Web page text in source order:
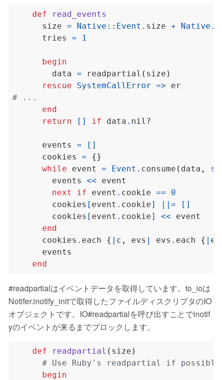
def
read_events
      size
= Native :: Event . size + Native .
      tries
= 1
begin
        data
= readpartial ( size )
rescue
SystemCallError =>
# ...
end
return
[] if data .
      events
=
[]
      cookies
=
{}
while event = Event . consume ( data ,
        events
<<
next
if event . cookie ==
0
        cookies
[ event . cookie] ||=
[]
        cookies
[ event . cookie] <<
end
      cookies
. each { | c , evs | evs . each { | ev
end
#readpartialはイベントデータを取得しています。to_ioは
Notifer.inotify_initで取得したファイルディスクリプタのIO
オブジェクトです。IO#readpartialを呼び出すことでinotif
yのイベントが来るまでブロックします。
def readpartial ( size )
# Use Ruby's readpartial if
begin